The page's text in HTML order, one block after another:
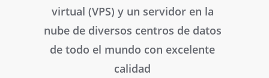
virtual (VPS) y un servidor en la
nube de diversos centros de datos
de todo el mundo con excelente
calidad